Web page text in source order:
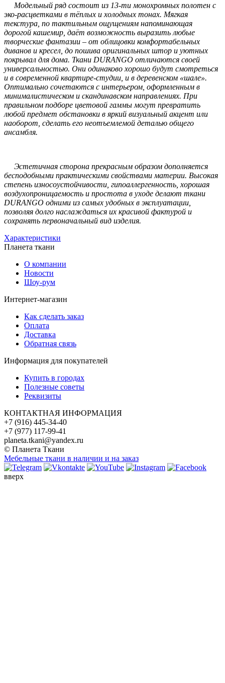
Модельный ряд состоит из 13-ти монохромных полотен с
эко-расцветками в тёплых и холодных тонах. Мягкая
текстура, по тактильным ощущениям напоминающая
дорогой кашемир, даёт возможность выразить любые
творческие фантазии – от облицовки комфортабельных
диванов и кресел, до пошива оригинальных штор и уютных
покрывал для дома. Ткани DURANGO отличаются своей
универсальностью. Они одинаково хорошо будут смотреться
и в современной квартире-студии, и в деревенском «шале».
Оптимально сочетаются с интерьером, оформленным в
минималистическом и скандинавском направлениях. При
правильном подборе цветовой гаммы могут превратить
любой предмет обстановки в яркий визуальный акцент или
наоборот, сделать его неотъемлемой деталью общего
ансамбля.
Эстетичная сторона прекрасным образом дополняется
бесподобными практическими свойствами материи. Высокая
степень износоустойчивости, гипоаллергенность, хорошая
воздухопроницаемость и простота в уходе делают ткани
DURANGO одними из самых удобных в эксплуатации,
позволяя долго наслаждаться их красивой фактурой и
сохранять первоначальный вид изделия.
Характеристики
Планета ткани
О компании
Новости
Шоу-рум
Интернет-магазин
Как сделать заказ
Оплата
Доставка
Обратная связь
Информация для покупателей
Купить в городах
Полезные советы
Реквизиты
КОНТАКТНАЯ ИНФОРМАЦИЯ
+7 (916) 445-34-40
+7 (977) 117-99-41
planeta.tkani@yandex.ru
© Планета Ткани
Мебельные ткани в наличии и на заказ
вверх